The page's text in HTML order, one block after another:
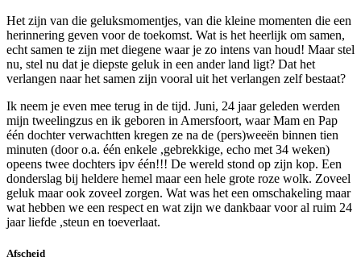
Het zijn van die geluksmomentjes, van die kleine momenten die een
herinnering geven voor de toekomst. Wat is het heerlijk om samen,
echt samen te zijn met diegene waar je zo intens van houd! Maar stel
nu, stel nu dat je diepste geluk in een ander land ligt? Dat het
verlangen naar het samen zijn vooral uit het verlangen zelf bestaat?
Ik neem je even mee terug in de tijd. Juni, 24 jaar geleden werden
mijn tweelingzus en ik geboren in Amersfoort, waar Mam en Pap
één dochter verwachtten kregen ze na de (pers)weeën binnen tien
minuten (door o.a. één enkele ,gebrekkige, echo met 34 weken)
opeens twee dochters ipv één!!! De wereld stond op zijn kop. Een
donderslag bij heldere hemel maar een hele grote roze wolk. Zoveel
geluk maar ook zoveel zorgen. Wat was het een omschakeling maar
wat hebben we een respect en wat zijn we dankbaar voor al ruim 24
jaar liefde ,steun en toeverlaat.
Afscheid